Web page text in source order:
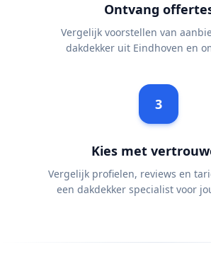
Ontvang
Vergelijk voorstellen van
dakdekker uit Eindhoven en
3
Kies met
Vergelijk profielen, reviews en
een dakdekker specialist voor